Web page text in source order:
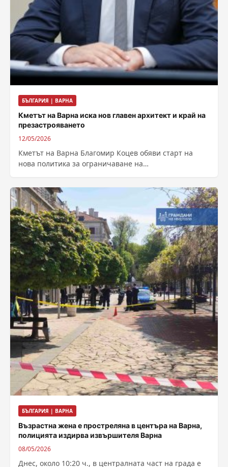
БЪЛГАРИЯ | ВАРНА
Кметът на Варна иска нов главен архитект и край на
презастрояването
12/05/2026
Кметът на Варна Благомир Коцев обяви старт на
нова политика за ограничаване на
в...
БЪЛГАРИЯ | ВАРНА
Възрастна жена е простреляна в центъра на Варна,
полицията издирва извършителя Варна
08/05/2026
Днес, около 10:20 ч., в централната част на града е